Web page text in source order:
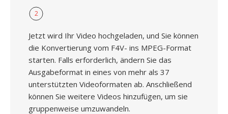
2
Jetzt wird Ihr Video hochgeladen, und Sie können
die Konvertierung vom F4V- ins MPEG-Format
starten. Falls erforderlich, ändern Sie das
Ausgabeformat in eines von mehr als 37
unterstützten Videoformaten ab. Anschließend
können Sie weitere Videos hinzufügen, um sie
gruppenweise umzuwandeln.